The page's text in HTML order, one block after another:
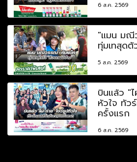
6 ส.ค. 2569
"แมน มณี
ทุ่มเทสุด
5 ส.ค. 2569
บินแล้ว "
หัวใจ ทัว
ครั้งแรก
6 ส.ค. 2569